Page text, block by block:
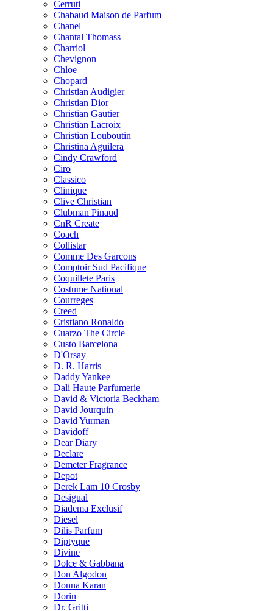
Cerruti
Chabaud Maison de Parfum
Chanel
Chantal Thomass
Charriol
Chevignon
Chloe
Chopard
Christian Audigier
Christian Dior
Christian Gautier
Christian Lacroix
Christian Louboutin
Christina Aguilera
Cindy Crawford
Ciro
Classico
Clinique
Clive Christian
Clubman Pinaud
CnR Create
Coach
Collistar
Comme Des Garcons
Comptoir Sud Pacifique
Coquillete Paris
Costume National
Courreges
Creed
Cristiano Ronaldo
Cuarzo The Circle
Custo Barcelona
D'Orsay
D. R. Harris
Daddy Yankee
Dali Haute Parfumerie
David & Victoria Beckham
David Jourquin
David Yurman
Davidoff
Dear Diary
Declare
Demeter Fragrance
Depot
Derek Lam 10 Crosby
Desigual
Diadema Exclusif
Diesel
Dilis Parfum
Diptyque
Divine
Dolce & Gabbana
Don Algodon
Donna Karan
Dorin
Dr. Gritti